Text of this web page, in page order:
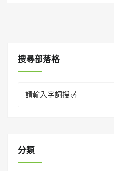
搜㝷部落格
for:
分類